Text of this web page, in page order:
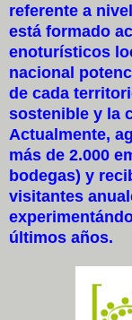
referente a
está formado
enoturísticos
nacional
de cada
sostenible y la
Actualmente,
más de 2.000
bodegas) y
visitantes
últimos años.